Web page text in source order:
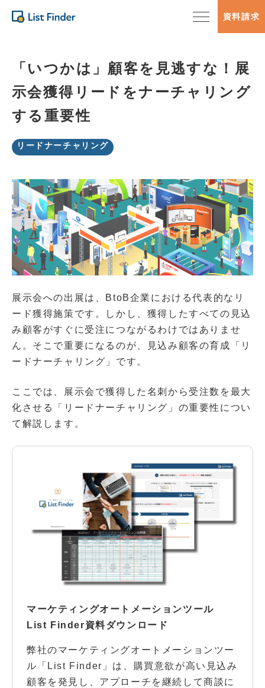
資料請求
「いつかは」顧客を見逃すな！展
示会獲得リードをナーチャリング
する重要性
リードナーチャリング
展示会への出展は、BtoB企業における代表的なリ
ード獲得施策です。しかし、獲得したすべての見込
み顧客がすぐに受注につながるわけではありませ
ん。そこで重要になるのが、見込み顧客の育成「リ
ードナーチャリング」です。
ここでは、展示会で獲得した名刺から受注数を最大
化させる「リードナーチャリング」の重要性につい
て解説します。
マーケティングオートメーションツール
List Finder資料ダウンロード
弊社のマーケティングオートメーションツー
ル「List Finder」は、購買意欲が高い見込み
顧客を発見し、アプローチを継続して商談に